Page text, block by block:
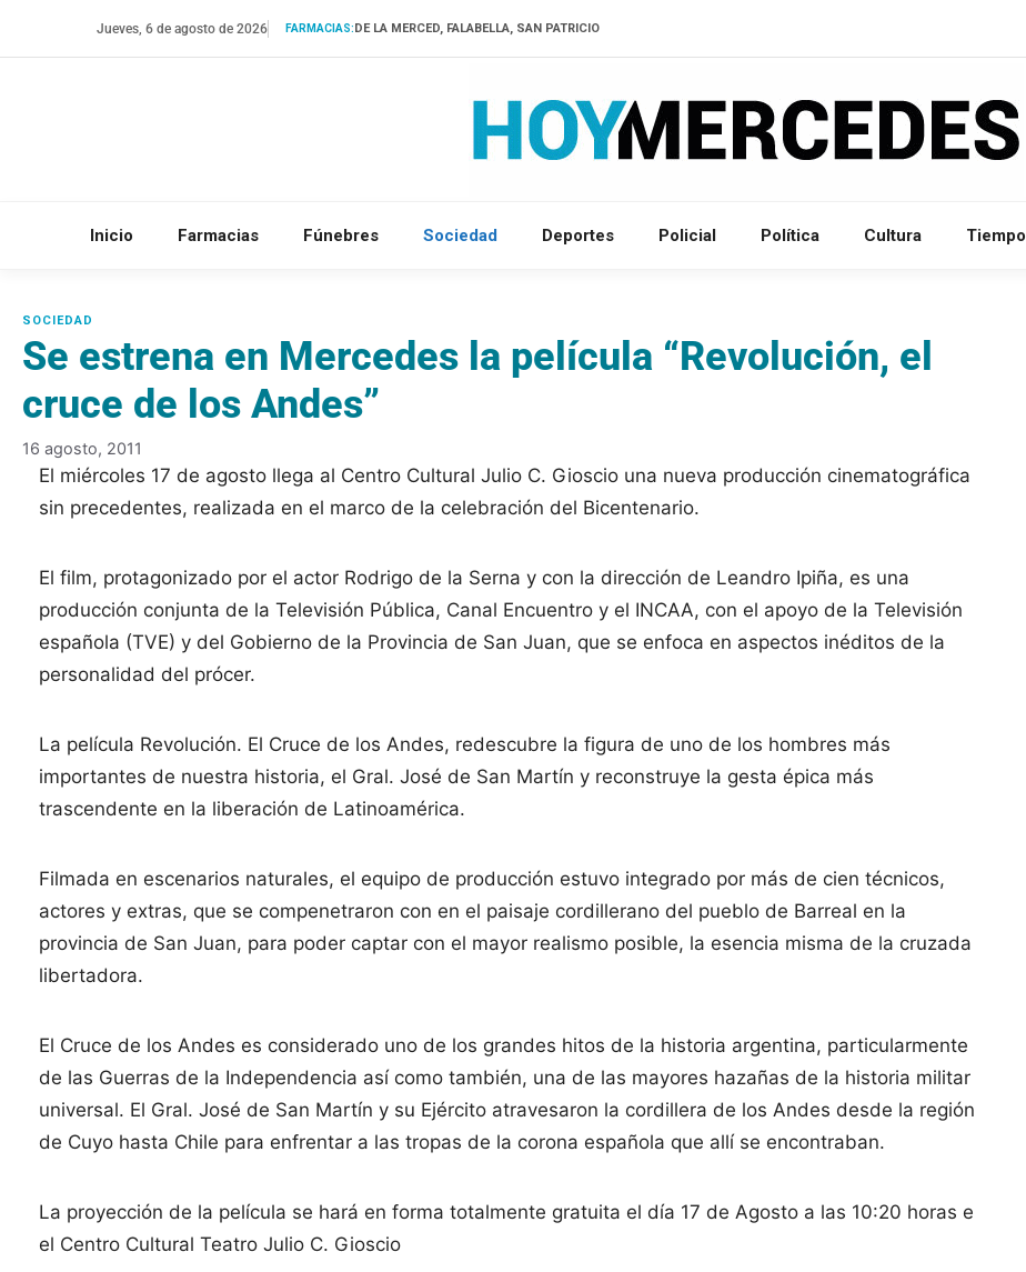
Jueves, 6 de agosto de 2026 FARMACIAS:DE LA MERCED, FALABELLA, SAN PATRICIO
Inicio Farmacias Fúnebres Sociedad Deportes Policial Política Cultura Tiempo
Se estrena en Mercedes la película “Revolución, el
cruce de los Andes”
16 agosto, 2011
El miércoles 17 de agosto llega al Centro Cultural Julio C. Gioscio una nueva producción cinematográfica
sin precedentes, realizada en el marco de la celebración del Bicentenario.
El film, protagonizado por el actor Rodrigo de la Serna y con la dirección de Leandro Ipiña, es una
producción conjunta de la Televisión Pública, Canal Encuentro y el INCAA, con el apoyo de la Televisión
española (TVE) y del Gobierno de la Provincia de San Juan, que se enfoca en aspectos inéditos de la
personalidad del prócer.
La película Revolución. El Cruce de los Andes, redescubre la figura de uno de los hombres más
importantes de nuestra historia, el Gral. José de San Martín y reconstruye la gesta épica más
trascendente en la liberación de Latinoamérica.
Filmada en escenarios naturales, el equipo de producción estuvo integrado por más de cien técnicos,
actores y extras, que se compenetraron con en el paisaje cordillerano del pueblo de Barreal en la
provincia de San Juan, para poder captar con el mayor realismo posible, la esencia misma de la cruzada
libertadora.
El Cruce de los Andes es considerado uno de los grandes hitos de la historia argentina, particularmente
de las Guerras de la Independencia así como también, una de las mayores hazañas de la historia militar
universal. El Gral. José de San Martín y su Ejército atravesaron la cordillera de los Andes desde la región
de Cuyo hasta Chile para enfrentar a las tropas de la corona española que allí se encontraban.
La proyección de la película se hará en forma totalmente gratuita el día 17 de Agosto a las 10:20 horas e
el Centro Cultural Teatro Julio C. Gioscio